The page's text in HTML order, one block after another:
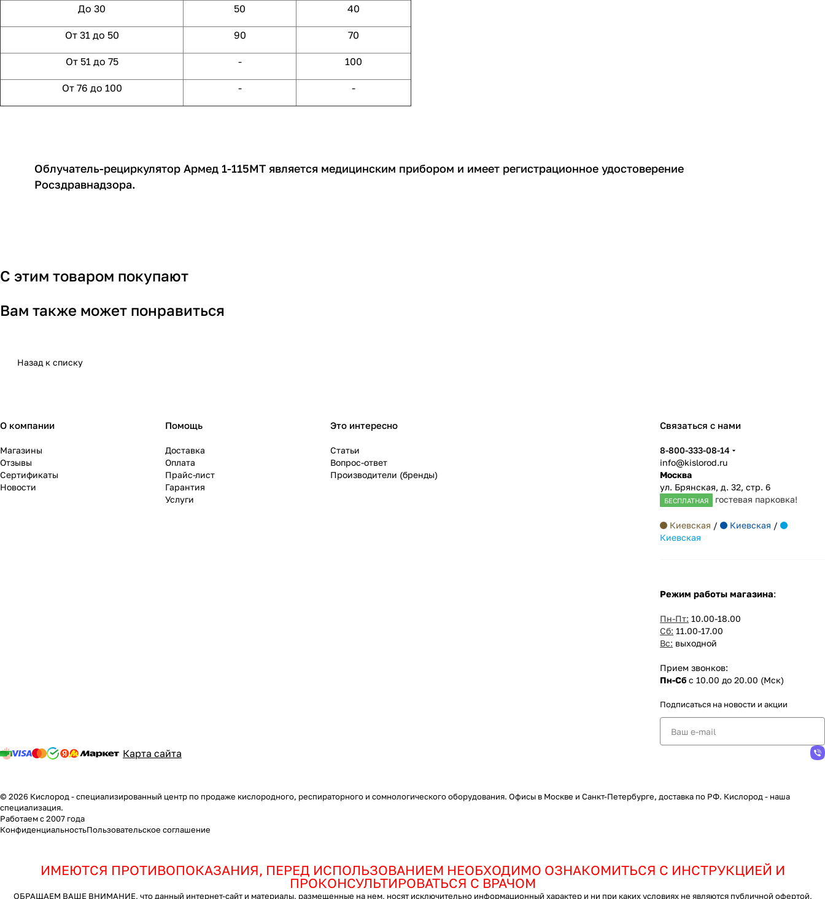
До 30 50 40
От 31 до 50 90 70
От 51 до 75 - 100
От 76 до 100 - -
Облучатель-рециркулятор Армед 1-115МТ является медицинским прибором и имеет регистрационное удостоверение
Росздравнадзора.
С этим товаром покупают
Вам также может понравиться
Назад к списку
О компании
Магазины
Отзывы
Сертификаты
Новости
Помощь
Доставка
Оплата
Прайс-лист
Гарантия
Услуги
Это интересно
Статьи
Вопрос-ответ
Производители (бренды)
Связаться с нами
8-800-333-08-14
info@kislorod.ru
Москва
ул. Брянская, д. 32, стр. 6
БЕСПЛАТНАЯ гостевая парковка!
Киевская / Киевская /
Киевская
Режим работы магазина:
Пн-Пт: 10.00-18.00
Сб: 11.00-17.00
Вс: выходной
Прием звонков:
Пн-Сб с 10.00 до 20.00 (Мск)
Подписаться на новости и акции
Карта сайта
© 2026 Кислород - специализированный центр по продаже кислородного, респираторного и сомнологического оборудования. Офисы в Москве и Санкт-Петербурге, доставка по РФ. Кислород - наша
специализация.
Работаем с 2007 года
КонфиденциальностьПользовательское соглашение
ИМЕЮТСЯ ПРОТИВОПОКАЗАНИЯ, ПЕРЕД ИСПОЛЬЗОВАНИЕМ НЕОБХОДИМО ОЗНАКОМИТЬСЯ С ИНСТРУКЦИЕЙ И
ПРОКОНСУЛЬТИРОВАТЬСЯ С ВРАЧОМ
ОБРАЩАЕМ ВАШЕ ВНИМАНИЕ, что данный интернет-сайт и материалы, размещенные на нем, носят исключительно информационный характер и ни при каких условиях не являются публичной офертой,